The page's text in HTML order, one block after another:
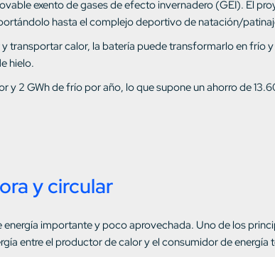
exento de gases de efecto invernadero (GEI). El
hasta el complejo deportivo de natación/
transportar calor, la batería puede transformarlo en
hielo.
y 2 GWh de frío por año, lo que supone un ahorro de
y circular
energía importante y poco aprovechada. Uno de los
entre el productor de calor y el consumidor de energía